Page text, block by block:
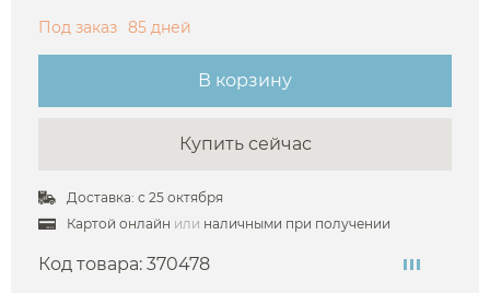
Под заказ 85 дней
В корзину
Купить сейчас
Доставка: с 25 октября
Картой онлайн или наличными при получении
Код товара: 370478